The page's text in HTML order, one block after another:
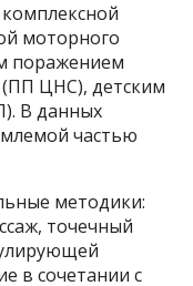
моторного
поражением
ЦНС), детским
В данных
частью
методики:
точечный
в сочетании с